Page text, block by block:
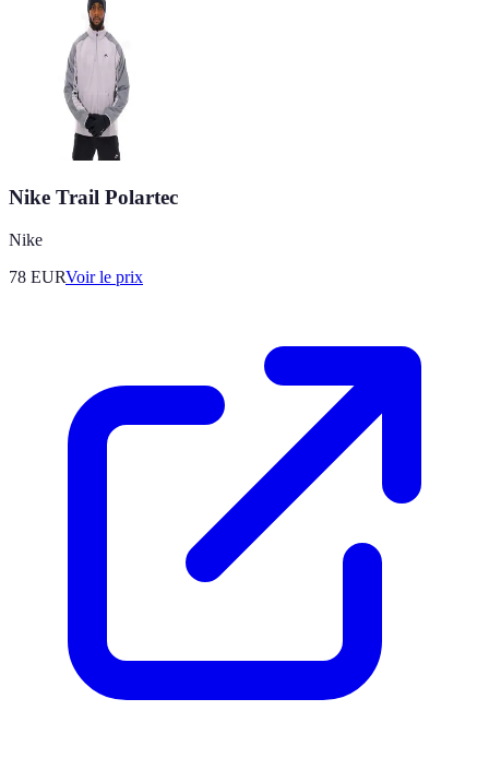
Nike Trail Polartec
Nike
78 EURVoir le prix